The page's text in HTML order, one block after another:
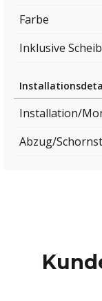
Farbe
Inklusive
Installation/
Abzug/